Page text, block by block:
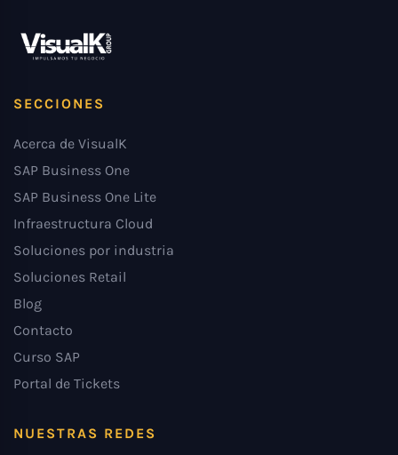
SECCIONES
Acerca de VisualK
SAP Business One
SAP Business One Lite
Infraestructura Cloud
Soluciones por industria
Soluciones Retail
Blog
Contacto
Curso SAP
Portal de Tickets
NUESTRAS REDES